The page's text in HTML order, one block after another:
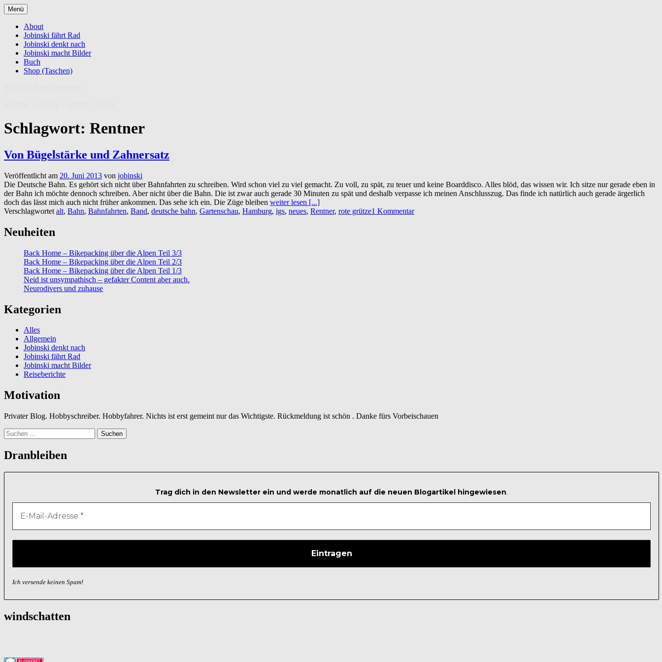
Zum
Inhalt
springen
Menü
About
Jobinski fährt Rad
Jobinski denkt nach
Jobinski macht Bilder
Buch
Shop (Taschen)
Schlagwort: Rentner
Von Bügelstärke und Zahnersatz
Veröffentlicht am 20. Juni 2013 von jobinski
Die Deutsche Bahn. Es gehört sich nicht über Bahnfahrten zu schreiben. Wird schon viel zu viel gemacht. Zu voll, zu spät, zu teuer und keine Boarddisco. Alles blöd, das wissen wir. Ich sitze nur gerade eben in
der Bahn ich möchte dennoch schreiben. Aber nicht über die Bahn. Die ist zwar auch gerade 30 Minuten zu spät und deshalb verpasse ich meinen Anschlusszug. Das finde ich natürlich auch gerade ärgerlich
doch das lässt mich auch nicht früher ankommen. Das sehe ich ein. Die Züge bleiben weiter lesen [...]
Verschlagwortet alt, Bahn, Bahnfahrten, Band, deutsche bahn, Gartenschau, Hamburg, igs, neues, Rentner, rote grütze1 Kommentar
Neuheiten
Back Home – Bikepacking über die Alpen Teil 3/3
Back Home – Bikepacking über die Alpen Teil 2/3
Back Home – Bikepacking über die Alpen Teil 1/3
Neid ist unsympathisch – gefakter Content aber auch.
Neurodivers und zuhause
Kategorien
Alles
Allgemein
Jobinski denkt nach
Jobinski fährt Rad
Jobinski macht Bilder
Reiseberichte
Motivation
Privater Blog. Hobbyschreiber. Hobbyfahrer. Nichts ist erst gemeint nur das Wichtigste. Rückmeldung ist schön . Danke fürs Vorbeischauen
Suchen
nach:
Dranbleiben
Trag dich in den Newsletter ein und werde monatlich auf die neuen Blogartikel hingewiesen.
Ich versende keinen Spam!
windschatten